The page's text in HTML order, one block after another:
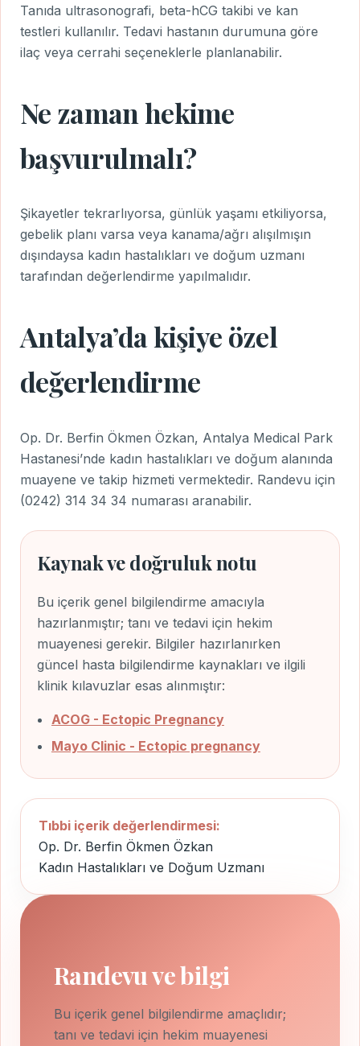
Tanıda ultrasonografi, beta-hCG takibi ve kan
testleri kullanılır. Tedavi hastanın durumuna göre
ilaç veya cerrahi seçeneklerle planlanabilir.
Ne zaman hekime
başvurulmalı?
Şikayetler tekrarlıyorsa, günlük yaşamı etkiliyorsa,
gebelik planı varsa veya kanama/ağrı alışılmışın
dışındaysa kadın hastalıkları ve doğum uzmanı
tarafından değerlendirme yapılmalıdır.
Antalya’da kişiye özel
değerlendirme
Op. Dr. Berfin Ökmen Özkan, Antalya Medical Park
Hastanesi’nde kadın hastalıkları ve doğum alanında
muayene ve takip hizmeti vermektedir. Randevu için
(0242) 314 34 34 numarası aranabilir.
Kaynak ve doğruluk notu
Bu içerik genel bilgilendirme amacıyla
hazırlanmıştır; tanı ve tedavi için hekim
muayenesi gerekir. Bilgiler hazırlanırken
güncel hasta bilgilendirme kaynakları ve ilgili
klinik kılavuzlar esas alınmıştır:
ACOG - Ectopic Pregnancy
Mayo Clinic - Ectopic pregnancy
Tıbbi içerik değerlendirmesi:
Op. Dr. Berfin Ökmen Özkan
Kadın Hastalıkları ve Doğum Uzmanı
Randevu ve bilgi
Bu içerik genel bilgilendirme amaçlıdır;
tanı ve tedavi için hekim muayenesi